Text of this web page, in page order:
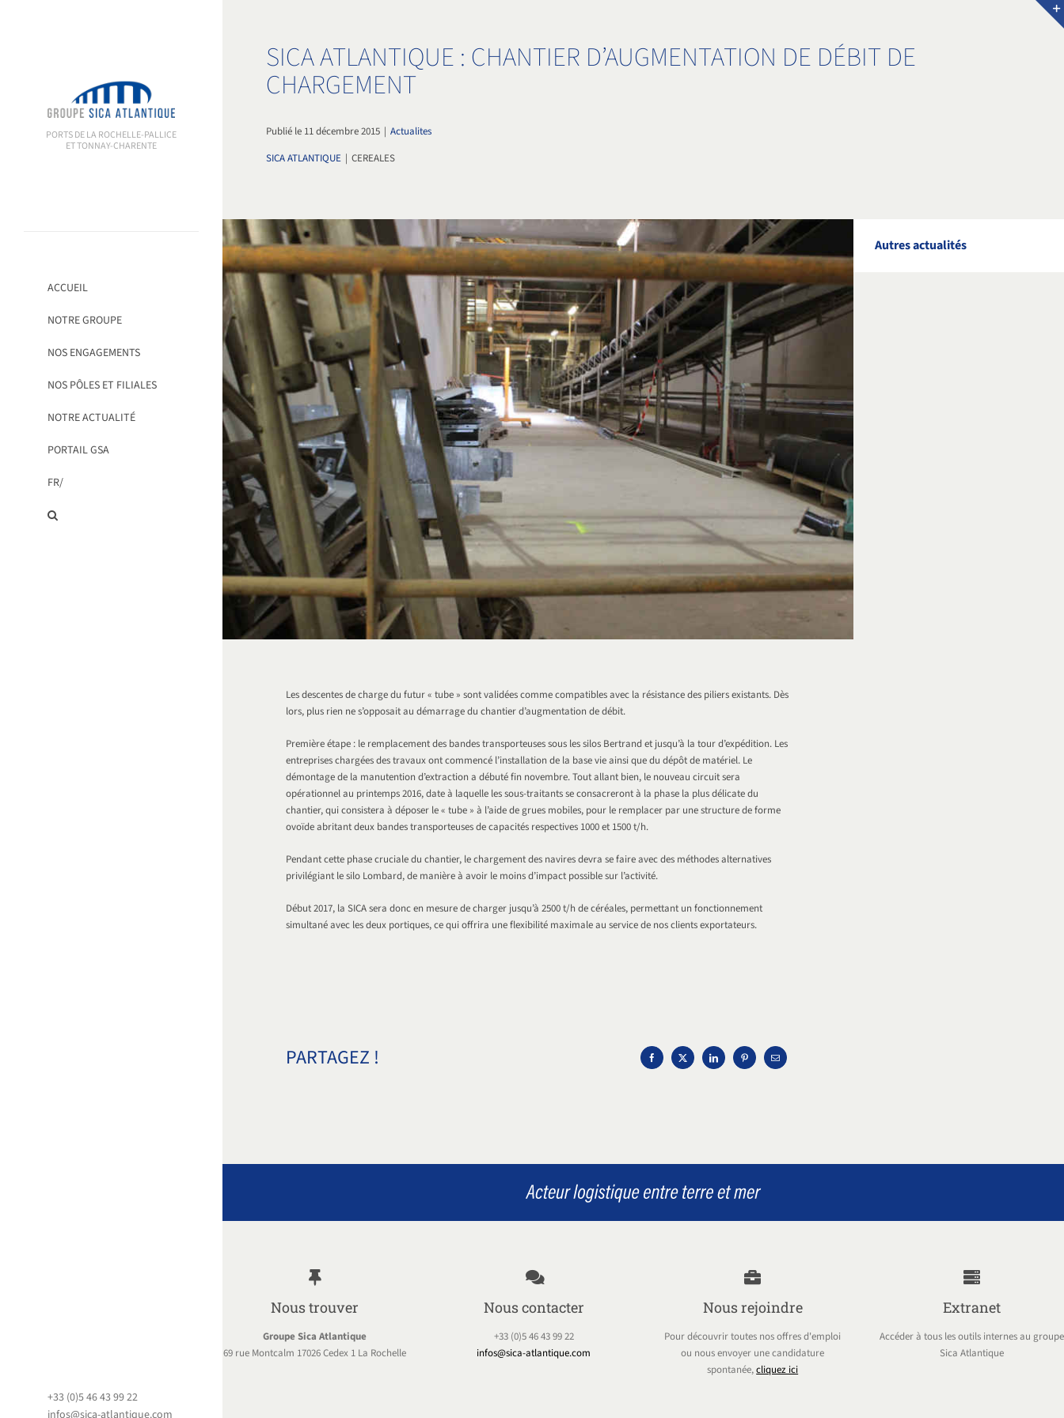
PORTS DE LA ROCHELLE-PALLICE
ET TONNAY-CHARENTE
ACCUEIL
NOTRE GROUPE
NOS ENGAGEMENTS
NOS PÔLES ET FILIALES
NOTRE ACTUALITÉ
PORTAIL GSA
FR/
+33 (0)5 46 43 99 22
SICA ATLANTIQUE : CHANTIER D’AUGMENTATION DE DÉBIT DE
CHARGEMENT
Publié le 11 décembre 2015 | Actualites
SICA ATLANTIQUE | CEREALES
Les descentes de charge du futur « tube » sont validées comme compatibles avec la résistance des piliers existants. Dès
lors, plus rien ne s’opposait au démarrage du chantier d’augmentation de débit.
Première étape : le remplacement des bandes transporteuses sous les silos Bertrand et jusqu’à la tour d’expédition. Les
entreprises chargées des travaux ont commencé l’installation de la base vie ainsi que du dépôt de matériel. Le
démontage de la manutention d’extraction a débuté fin novembre. Tout allant bien, le nouveau circuit sera
opérationnel au printemps 2016, date à laquelle les sous-traitants se consacreront à la phase la plus délicate du
chantier, qui consistera à déposer le « tube » à l’aide de grues mobiles, pour le remplacer par une structure de forme
ovoïde abritant deux bandes transporteuses de capacités respectives 1000 et 1500 t/h.
Pendant cette phase cruciale du chantier, le chargement des navires devra se faire avec des méthodes alternatives
privilégiant le silo Lombard, de manière à avoir le moins d’impact possible sur l’activité.
Début 2017, la SICA sera donc en mesure de charger jusqu’à 2500 t/h de céréales, permettant un fonctionnement
simultané avec les deux portiques, ce qui offrira une flexibilité maximale au service de nos clients exportateurs.
PARTAGEZ !
Autres actualités
Nous trouver
Groupe Sica Atlantique
69 rue Montcalm 17026 Cedex 1 La Rochelle
Nous contacter
+33 (0)5 46 43 99 22
infos@sica-atlantique.com
Nous rejoindre
Pour découvrir toutes nos offres d'emploi
ou nous envoyer une candidature
spontanée,cliquez ici
Extranet
Accéder à tous les outils internes au groupe
Sica Atlantique